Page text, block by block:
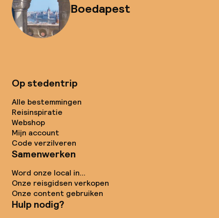
Boedapest
Op stedentrip
Alle bestemmingen
Reisinspiratie
Webshop
Mijn account
Code verzilveren
Samenwerken
Word onze local in...
Onze reisgidsen verkopen
Onze content gebruiken
Hulp nodig?